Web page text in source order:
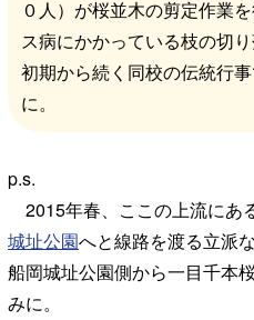
０人）が桜並木の剪定作業
ス病にかかっている枝の切
初期から続く同校の伝統行
に。
p.s.
2015年春、ここの上流にあ
城址公園へと線路を渡る立派
船岡城址公園側から一目千本
みに。